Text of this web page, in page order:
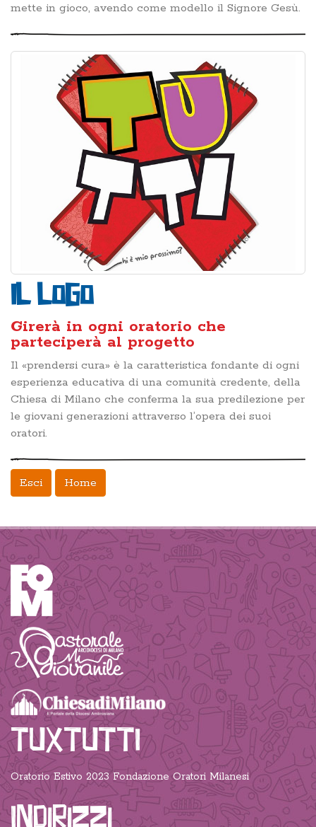
mette in gioco, avendo come modello il Signore Gesù.
Il logo
Girerà in ogni oratorio che
parteciperà al progetto
Il «prendersi cura» è la caratteristica fondante di ogni
esperienza educativa di una comunità credente, della
Chiesa di Milano che conferma la sua predilezione per
le giovani generazioni attraverso l’opera dei suoi
oratori.
Esci Home
TUXTUTTI
Oratorio Estivo 2023 Fondazione Oratori Milanesi
Indirizzi